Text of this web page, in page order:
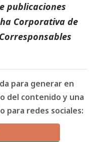
publicaciones
Corporativa de
para generar en
del contenido y una
para redes sociales: